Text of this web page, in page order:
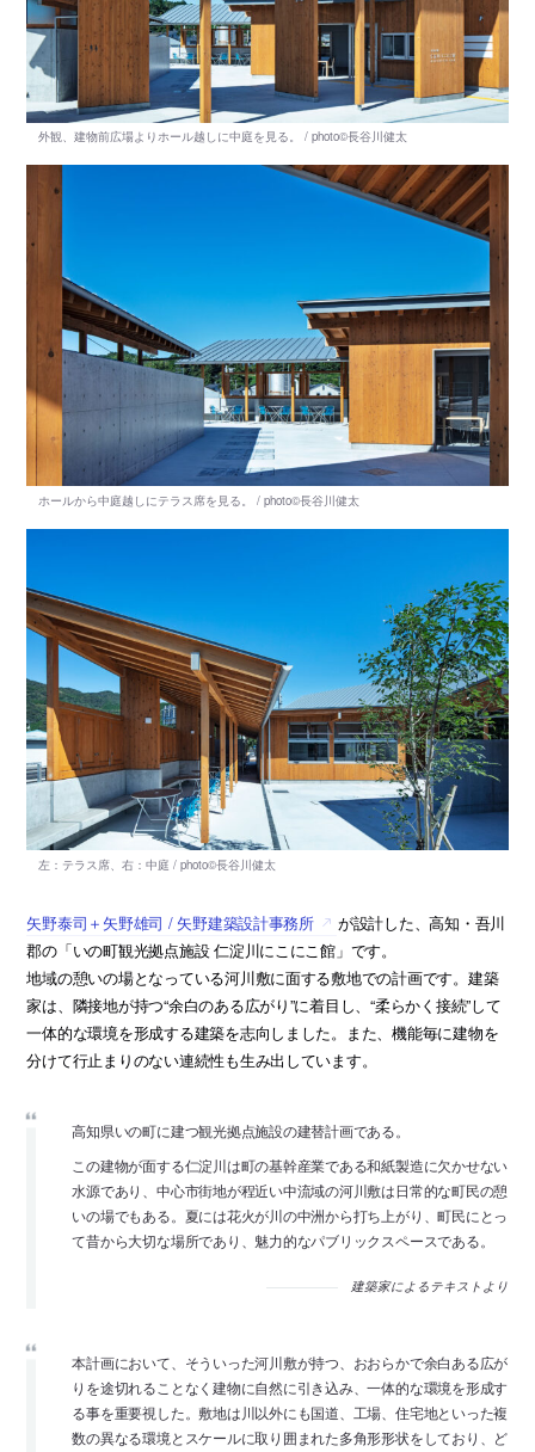
矢野泰司＋矢野雄司 / 矢野建築設計事務所
が設計した、高知・吾川
郡の「いの町観光拠点施設 仁淀川にこにこ館」です。
地域の憩いの場となっている河川敷に面する敷地での計画です。建築
家は、隣接地が持つ“余白のある広がり”に着目し、“柔らかく接続”して
一体的な環境を形成する建築を志向しました。また、機能毎に建物を
分けて行止まりのない連続性も生み出しています。
高知県いの町に建つ観光拠点施設の建替計画である。
この建物が面する仁淀川は町の基幹産業である和紙製造に欠かせない
水源であり、中心市街地が程近い中流域の河川敷は日常的な町民の憩
いの場でもある。夏には花火が川の中洲から打ち上がり、町民にとっ
て昔から大切な場所であり、魅力的なパブリックスペースである。
建築家によるテキストより
本計画において、そういった河川敷が持つ、おおらかで余白ある広が
りを途切れることなく建物に自然に引き込み、一体的な環境を形成す
る事を重要視した。敷地は川以外にも国道、工場、住宅地といった複
数の異なる環境とスケールに取り囲まれた多角形形状をしており、ど